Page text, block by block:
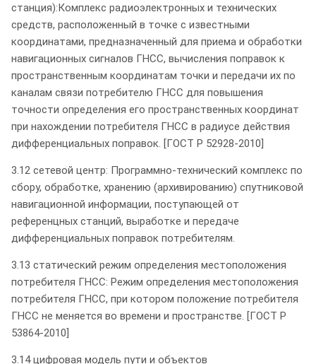
станция):Комплекс радиоэлектронных и технических
средств, расположенный в точке с известными
координатами, предназначенный для приема и обработки
навигационных сигналов ГНСС, вычисления поправок к
пространственным координатам точки и передачи их по
каналам связи потребителю ГНСС для повышения
точности определения его пространственных координат
при нахождении потребителя ГНСС в радиусе действия
дифференциальных поправок. [ГОСТ Р 52928-2010]
3.12 сетевой центр: Программно-технический комплекс по
сбору, обработке, хранению (архивированию) спутниковой
навигационной информации, поступающей от
референцных станций, выработке и передаче
дифференциальных поправок потребителям.
3.13 статический режим определения местоположения
потребителя ГНСС: Режим определения местоположения
потребителя ГНСС, при котором положение потребителя
ГНСС не меняется во времени и пространстве. [ГОСТ Р
53864-2010]
3.14 цифровая модель пути и объектов